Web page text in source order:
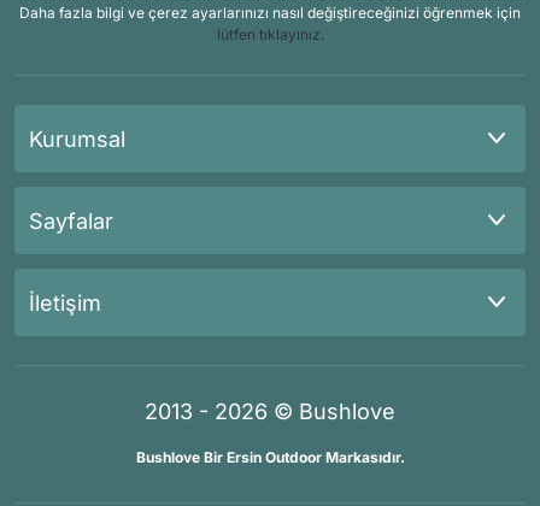
Daha fazla bilgi ve çerez ayarlarınızı nasıl değiştireceğinizi öğrenmek için
lütfen tıklayınız.
Kurumsal
Sayfalar
İletişim
2013 - 2026 © Bushlove
Bushlove Bir Ersin Outdoor Markasıdır.